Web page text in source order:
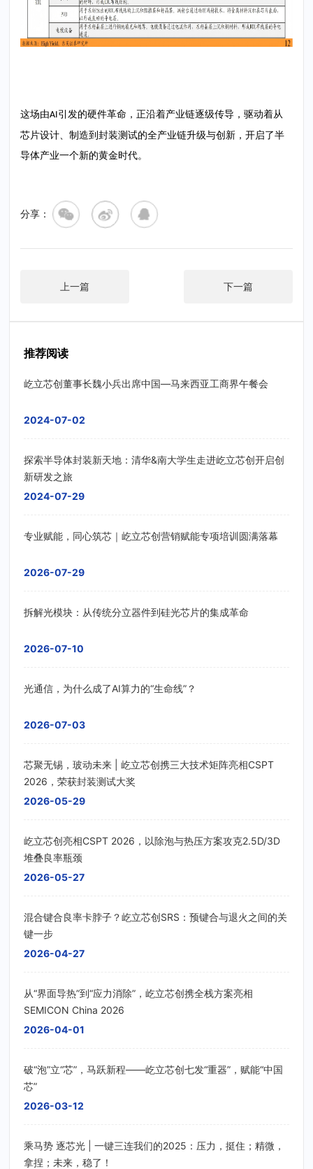
这场由AI引发的硬件革命，正沿着产业链逐级传导，驱动着从
芯片设计、制造到封装测试的全产业链升级与创新，开启了半
导体产业一个新的黄金时代。
分享：
上一篇 下一篇
推荐阅读
屹立芯创董事长魏小兵出席中国—马来西亚工商界午餐会
2024-07-02
探索半导体封装新天地：清华&南大学生走进屹立芯创开启创
新研发之旅
2024-07-29
专业赋能，同心筑芯｜屹立芯创营销赋能专项培训圆满落幕
2026-07-29
拆解光模块：从传统分立器件到硅光芯片的集成革命
2026-07-10
光通信，为什么成了AI算力的“生命线”？
2026-07-03
芯聚无锡，玻动未来 | 屹立芯创携三大技术矩阵亮相CSPT
2026，荣获封装测试大奖
2026-05-29
屹立芯创亮相CSPT 2026，以除泡与热压方案攻克2.5D/3D
堆叠良率瓶颈
2026-05-27
混合键合良率卡脖子？屹立芯创SRS：预键合与退火之间的关
键一步
2026-04-27
从“界面导热”到“应力消除”，屹立芯创携全栈方案亮相
SEMICON China 2026
2026-04-01
破“泡”立“芯”，马跃新程——屹立芯创七发“重器”，赋能“中国
芯”
2026-03-12
乘马势 逐芯光 | 一键三连我们的2025：压力，挺住；精微，
拿捏；未来，稳了！